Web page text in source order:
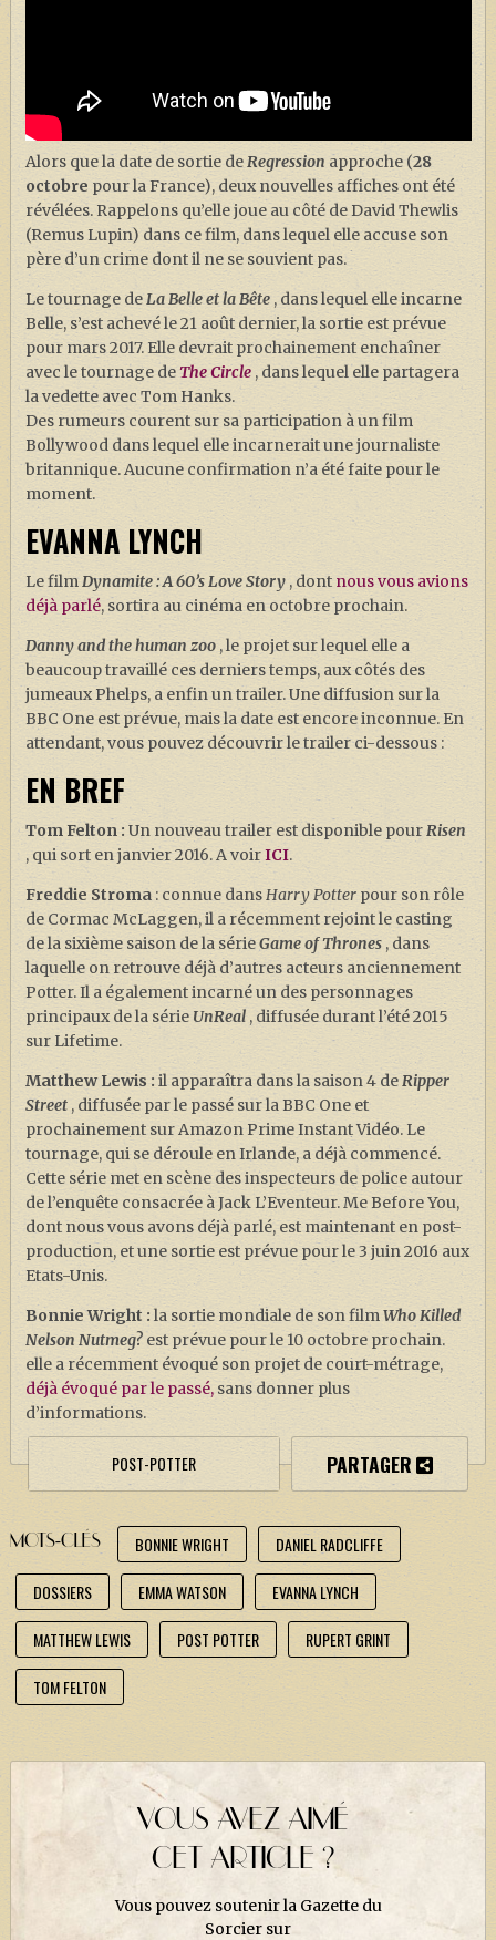
Alors que la date de sortie deRegression approche (28
octobre pour la France), deux nouvelles affiches ont été
révélées. Rappelons qu’elle joue au côté de David Thewlis
(Remus Lupin) dans ce film, dans lequel elle accuse son
père d’un crime dont il ne se souvient pas.
Le tournage deLa Belle et la Bête , dans lequel elle incarne
Belle, s’est achevé le 21 août dernier, la sortie est prévue
pour mars 2017. Elle devrait prochainement enchaîner
avec le tournage deThe Circle , dans lequel elle partagera
la vedette avec Tom Hanks.
Des rumeurs courent sur sa participation à un film
Bollywood dans lequel elle incarnerait une journaliste
britannique. Aucune confirmation n’a été faite pour le
moment.
EVANNA LYNCH
Le filmDynamite : A 60’s Love Story , dontnous vous avions
déjà parlé, sortira au cinéma en octobre prochain.
Danny and the human zoo , le projet sur lequel elle a
beaucoup travaillé ces derniers temps, aux côtés des
jumeaux Phelps, a enfin un trailer. Une diffusion sur la
BBC One est prévue, mais la date est encore inconnue. En
attendant, vous pouvez découvrir le trailer ci-dessous :
EN BREF
Tom Felton : Un nouveau trailer est disponible pourRisen
, qui sort en janvier 2016. A voirICI.
Freddie Stroma : connue dansHarry Potter pour son rôle
de Cormac McLaggen, il a récemment rejoint le casting
de la sixième saison de la sérieGame of Thrones , dans
laquelle on retrouve déjà d’autres acteurs anciennement
Potter. Il a également incarné un des personnages
principaux de la série UnReal , diffusée durant l’été 2015
sur Lifetime.
Matthew Lewis : il apparaîtra dans la saison 4 deRipper
Street , diffusée par le passé sur la BBC One et
prochainement sur Amazon Prime Instant Vidéo. Le
tournage, qui se déroule en Irlande, a déjà commencé.
Cette série met en scène des inspecteurs de police autour
de l’enquête consacrée à Jack L’Eventeur. Me Before You,
dont nous vous avons déjà parlé, est maintenant en post-
production, et une sortie est prévue pour le 3 juin 2016 aux
Etats-Unis.
Bonnie Wright : la sortie mondiale de son filmWho Killed
Nelson Nutmeg? est prévue pour le 10 octobre prochain.
elle a récemment évoqué son projet de court-métrage,
déjà évoqué par le passé,sans donner plus
d’informations.
POST-POTTER PARTAGER
MOTS-CLÉS BONNIE WRIGHT DANIEL RADCLIFFE
DOSSIERS EMMA WATSON EVANNA LYNCH
MATTHEW LEWIS POST POTTER RUPERT GRINT
TOM FELTON
VOUS AVEZ AIMÉ
CET ARTICLE ?
Vous pouvez soutenir la Gazette du
Sorcier sur